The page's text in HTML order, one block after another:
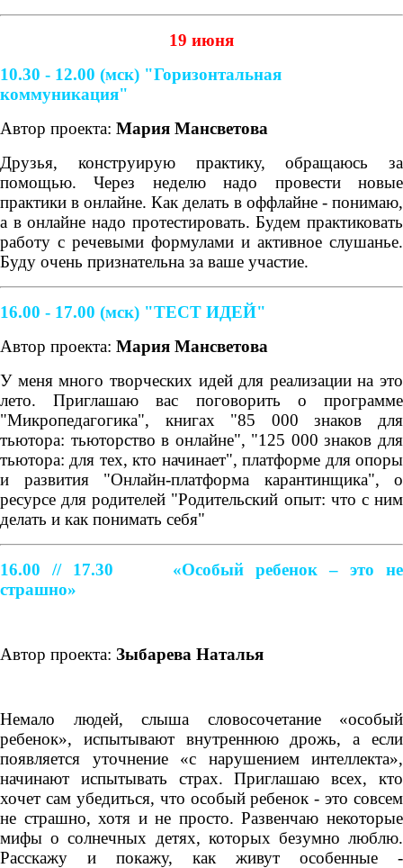
19 июня
10.30 - 12.00 (мск) "Горизонтальная
коммуникация"
Автор проекта: Мария Мансветова
Друзья, конструирую практику, обращаюсь за
помощью. Через неделю надо провести новые
практики в онлайне. Как делать в оффлайне - понимаю,
а в онлайне надо протестировать. Будем практиковать
работу с речевыми формулами и активное слушанье.
Буду очень признательна за ваше участие.
16.00 - 17.00 (мск) "ТЕСТ ИДЕЙ"
Автор проекта: Мария Мансветова
У меня много творческих идей для реализации на это
лето. Приглашаю вас поговорить о программе
"Микропедагогика", книгах "85 000 знаков для
тьютора: тьюторство в онлайне", "125 000 знаков для
тьютора: для тех, кто начинает", платформе для опоры
и развития "Онлайн-платформа карантинщика", о
ресурсе для родителей "Родительский опыт: что с ним
делать и как понимать себя"
16.00 // 17.30
«Особый ребенок – это не
страшно»
Автор проекта: Зыбарева Наталья
Немало людей, слыша словосочетание «особый
ребенок», испытывают внутреннюю дрожь, а если
появляется уточнение «с нарушением интеллекта»,
начинают испытывать страх. Приглашаю всех, кто
хочет сам убедиться, что особый ребенок - это совсем
не страшно, хотя и не просто. Развенчаю некоторые
мифы о солнечных детях, которых безумно люблю.
Расскажу и покажу, как живут особенные -